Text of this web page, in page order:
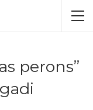
perons”